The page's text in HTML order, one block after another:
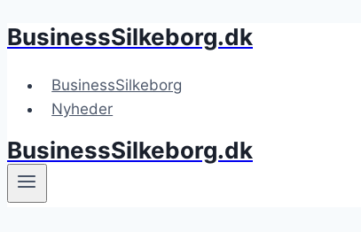
Fortsæt
indhold
BusinessSilkeborg.dk
BusinessSilkeborg
Nyheder
BusinessSilkeborg.dk